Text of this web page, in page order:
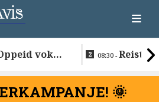
vokse
08:30 -Reiste
Anders
🌞